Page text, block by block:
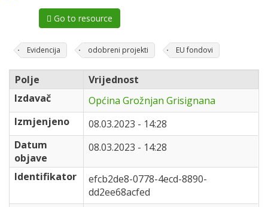
Go to resource
Evidencija odobreni projekti EU fondovi
Polje
Vrijednost
Izdavač
Općina Grožnjan Grisignana
Izmjenjeno
08.03.2023 - 14:28
Datum
objave
08.03.2023 - 14:28
Identifikator
efcb2de8-0778-4ecd-8890-
dd2ee68acfed